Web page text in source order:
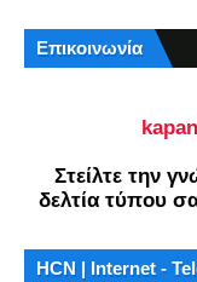
Επικοινωνία
Στείλτε την
δελτία τύπου
HCN | Internet -